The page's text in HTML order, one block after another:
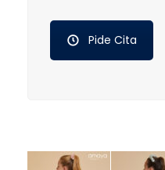
Pide Cita